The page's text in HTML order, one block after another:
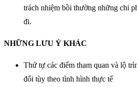
trách nhiệm bồi thường những chi
đi.
NHỮNG LƯU Ý KHÁC
Thứ tự các điểm tham quan và lộ
đổi tùy theo tình hình thực tế